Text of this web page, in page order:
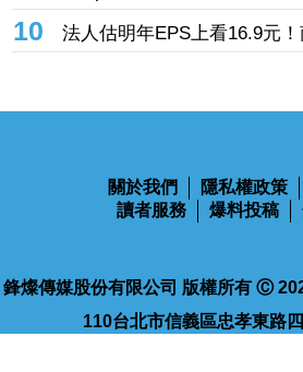
商業化邁入新階段
10
法人估明年EPS上看16.9元
強 投信卻撤出2.1億元逾2
關於我們 隱私權政策
讀者服務
爆料投稿
鋒燦傳媒股份有限公司 版權所有 Ⓒ
110台北市信義區忠孝東路